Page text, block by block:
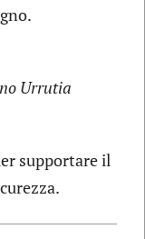
Urrutia
supportare il